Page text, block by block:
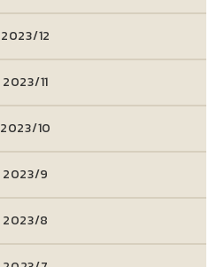
2023/12
2023/11
2023/10
2023/9
2023/8